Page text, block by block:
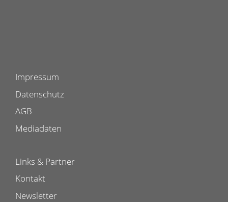
Impressum
Datenschutz
AGB
Mediadaten
Links & Partner
Kontakt
Newsletter